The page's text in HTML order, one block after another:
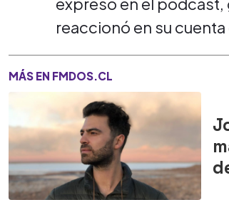
reaccionó en su cuenta
MÁS EN FMDOS.CL